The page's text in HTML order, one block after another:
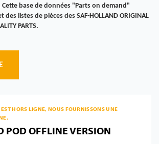
base de données "Parts on demand"
listes de pièces des SAF-HOLLAND ORIGINAL
PARTS.
HORS LIGNE, NOUS FOURNISSONS UNE
POD OFFLINE VERSION